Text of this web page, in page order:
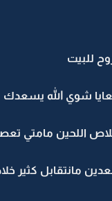
شوي الله يسعدك
خلاص اللحين مامتي
مانتقابل كثير